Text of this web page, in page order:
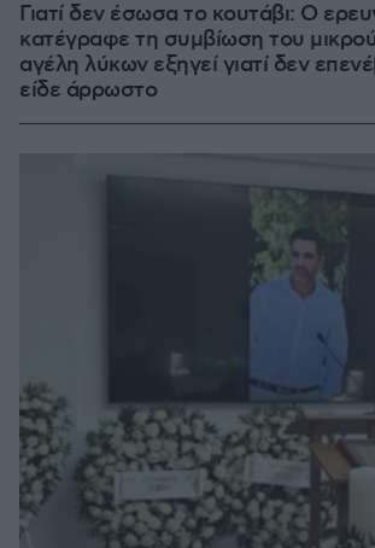
Γιατί δεν έσωσα το κουτάβι: Ο
κατέγραφε τη συμβίωση του
αγέλη λύκων εξηγεί γιατί δεν
είδε άρρωστο